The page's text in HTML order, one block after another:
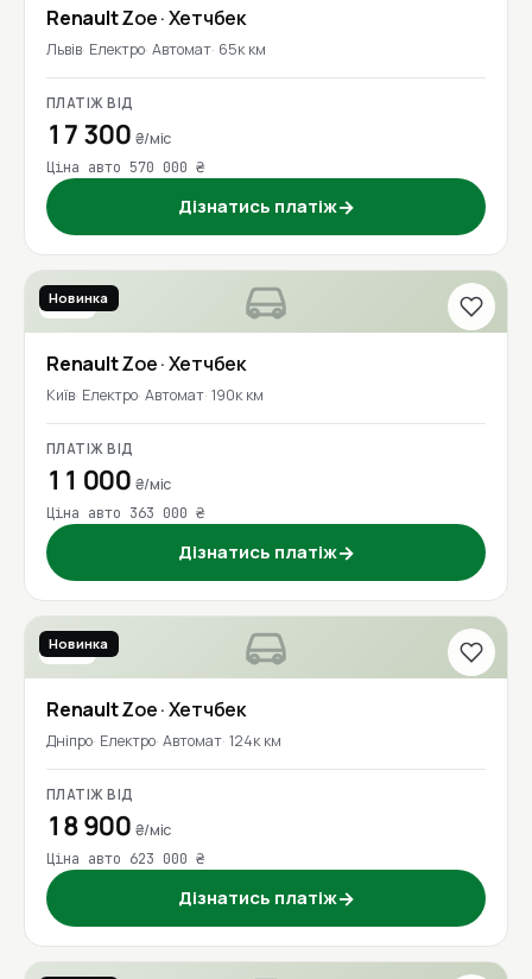
RenaultZoe· Хетчбек
Львів Електро Автомат 65к км
ПЛАТІЖ ВІД
17 300 ₴/міс
Ціна авто 570 000 ₴
Дізнатись платіж→
2016
Новинка
RenaultZoe· Хетчбек
Київ Електро Автомат 190к км
ПЛАТІЖ ВІД
11 000 ₴/міс
Ціна авто 363 000 ₴
Дізнатись платіж→
2020
Новинка
RenaultZoe· Хетчбек
Дніпро Електро Автомат 124к км
ПЛАТІЖ ВІД
18 900 ₴/міс
Ціна авто 623 000 ₴
Дізнатись платіж→